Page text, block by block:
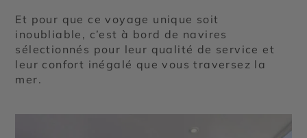
Et pour que ce voyage unique soit
inoubliable, c’est à bord de navires
sélectionnés pour leur qualité de service et
leur confort inégalé que vous traversez la
mer.